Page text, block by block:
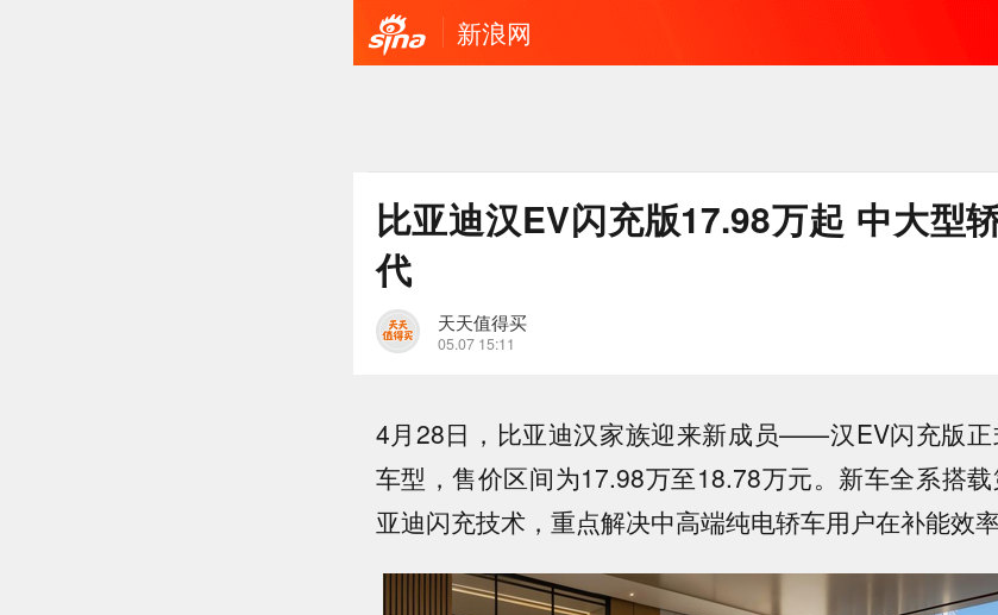
新浪网
比亚迪汉EV闪充版17.98万起 中大型
代
天天值得买
05.07 15:11
4月28日，比亚迪汉家族迎来新成员——汉EV闪充版正
车型，售价区间为17.98万至18.78万元。新车全系搭
亚迪闪充技术，重点解决中高端纯电轿车用户在补能效率